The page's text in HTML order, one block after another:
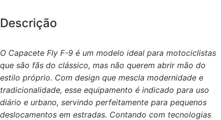
Descrição
O Capacete Fly F-9 é um modelo ideal para motociclistas
que são fãs do clássico, mas não querem abrir mão do
estilo próprio. Com design que mescla modernidade e
tradicionalidade, esse equipamento é indicado para uso
diário e urbano, servindo perfeitamente para pequenos
deslocamentos em estradas. Contando com tecnologias